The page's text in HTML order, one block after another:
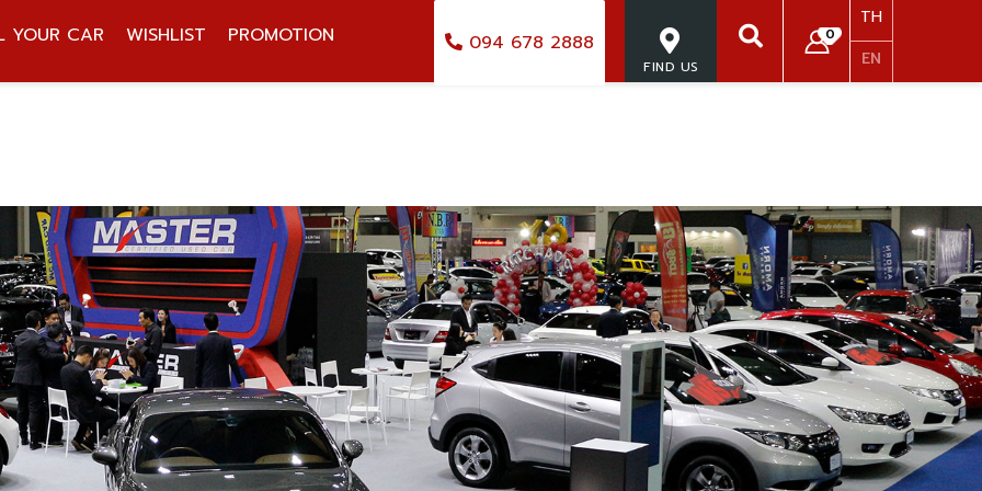
YOUR CAR WISHLIST PROMOTION
TH
EN
0
FIND US
094 678 2888